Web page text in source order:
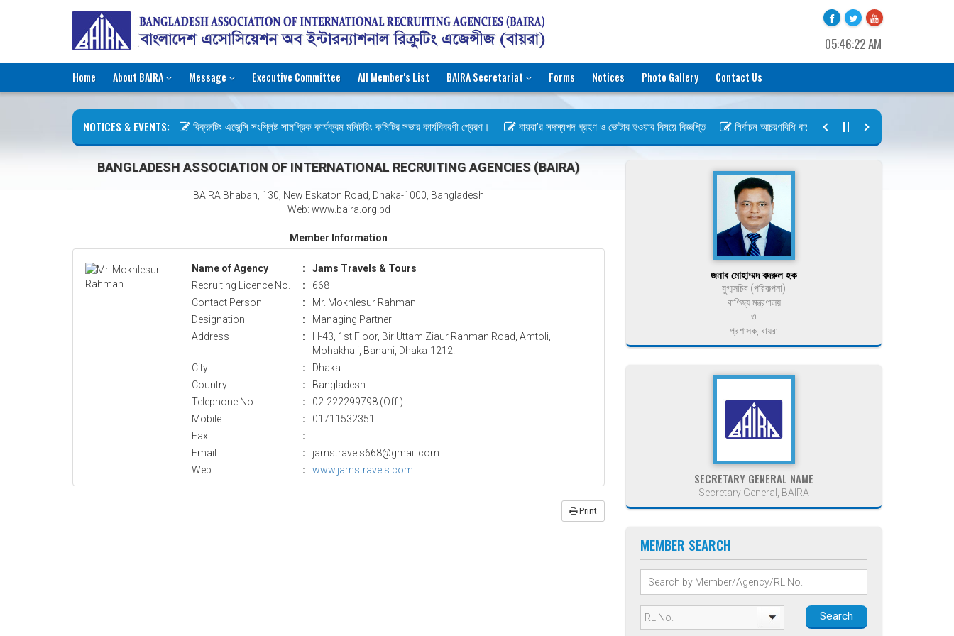
05:46:22 AM
Home About BAIRA Message Executive Committee All Member's List BAIRA Secretariat Forms Notices Photo Gallery Contact Us
NOTICES & EVENTS: রিক্রুটিং এজেন্সি সংশ্লিষ্ট সামগ্রিক কার্যক্রম মনিটরিং কমিটির সভার কার্যবিবরণী প্রেরণ। বায়রা’র সদস্যপদ গ্রহণ ও ভোটার হওয়ার বিষয়ে বিজ্ঞপ্তি নির্বাচন আচরণবিধি বায়রা ২০২৬-২০২৮
BANGLADESH ASSOCIATION OF INTERNATIONAL RECRUITING AGENCIES (BAIRA)
BAIRA Bhaban, 130, New Eskaton Road, Dhaka-1000, Bangladesh
Web: www.baira.org.bd
Member Information
Name of Agency :
Jams Travels & Tours
Recruiting Licence No.
:
668
Contact Person
:
Mr. Mokhlesur Rahman
Designation
:
Managing Partner
Address
:
H-43, 1st Floor, Bir Uttam Ziaur Rahman Road, Amtoli,
Mohakhali, Banani, Dhaka-1212.
City
:
Dhaka
Country
:
Bangladesh
Telephone No.
:
02-222299798 (Off.)
Mobile
:
01711532351
Fax
:
Email
:
jamstravels668@gmail.com
Web
: www.jamstravels.com
Print
জনাব মোহাম্মদ বদরুল হক
যুগ্মসচিব (পরিকল্পনা)
বাণিজ্য মন্ত্রণালয়
ও
প্রশাসক, বায়রা
SECRETARY GENERAL NAME
Secretary General, BAIRA
MEMBER SEARCH
Search